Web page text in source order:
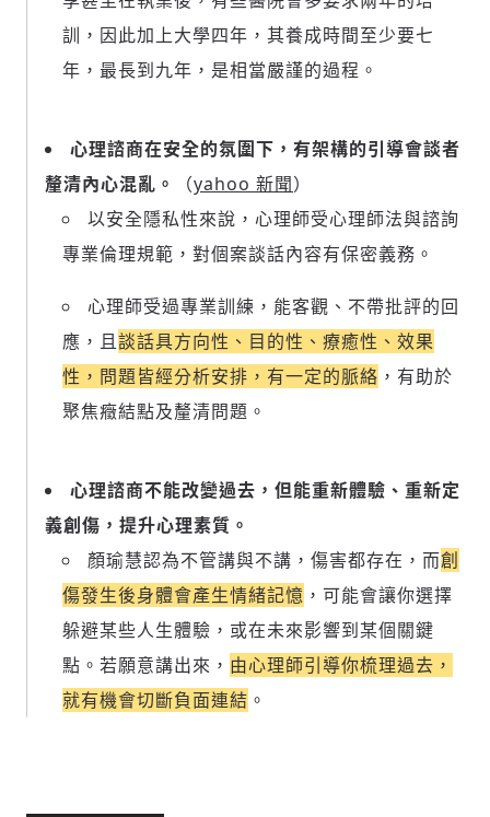
登入或註冊
歡迎您加入《旭時報》
輸入 Email 驗證碼
請輸入發送到的驗證碼
(十分鐘內有效)
將此文章當作禮物
近期曾送禮給下列會員
將此文章當作禮物
您確定要花費 NT49 元
將此文章以禮物的形式送給朋友嗎
訓，因此加上大學四年，其養成時間至少要七
年，最長到九年，是相當嚴謹的過程。
心理諮商在安全的氛圍下，有架構的引導會談者
釐清內心混亂。
（yahoo 新聞）
以安全隱私性來說，心理師受心理師法與諮詢
專業倫理規範，對個案談話內容有保密義務。
心理師受過專業訓練，能客觀、不帶批評的回
應，且談話具方向性、目的性、療癒性、效果
性，問題皆經分析安排，有一定的脈絡 ，有助於
聚焦癥結點及釐清問題。
心理諮商不能改變過去，但能重新體驗、重新定
義創傷，提升心理素質。
顏瑜慧認為不管講與不講，傷害都存在，而創
傷發生後身體會產生情緒記憶 ，可能會讓你選擇
躲避某些人生體驗，或在未來影響到某個關鍵
點。若願意講出來， 由心理師引導你梳理過去，
就有機會切斷負面連結 。
邀請會員
分享
留言連結
新增回應
參與深度對談的交流原則：
運用段落闡述想法：表達觀點清楚結構，讓
多元領域交流更有脈絡化
討論聚焦議題本身：尊重不同角度的內容、
觀點，以及言論
避免不理性的用詞：不因個人主觀感受不
性別等身份，發表歧視言論
反對任何型式騷擾：杜絕包含但不限於恐
選擇留言文字給平台的使用範疇（皆註記
來源）：
留言文字開放授權
陪你從「科技+人文」視角，深入國際政經脈動
35元/週解鎖付費會員專屬內容
成為付費會員，即可擁有：
✓ 全站深度分析報導文章
✓ 會員專屬 8 折活動報名優惠